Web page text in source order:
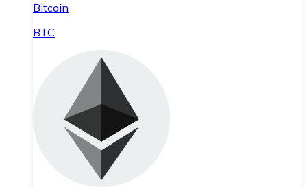
Bitcoin
BTC